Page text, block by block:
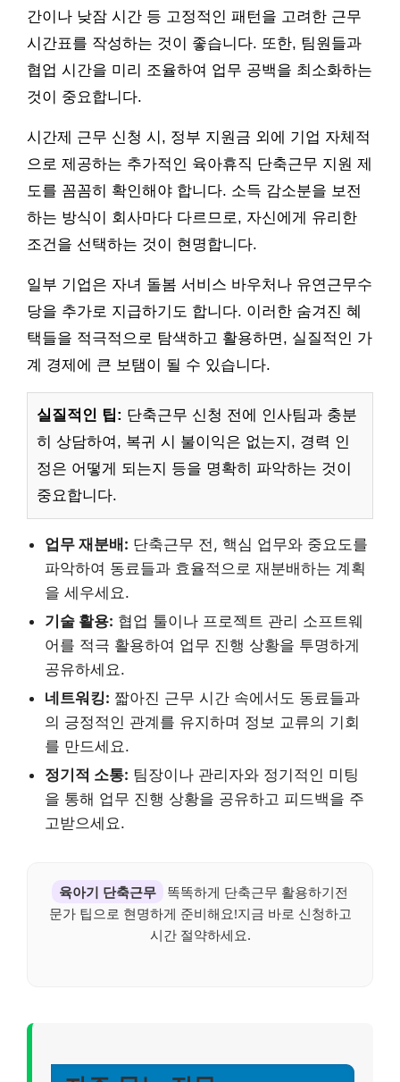
간이나 낮잠 시간 등 고정적인 패턴을 고려한 근무
시간표를 작성하는 것이 좋습니다. 또한, 팀원들과
협업 시간을 미리 조율하여 업무 공백을 최소화하는
것이 중요합니다.
시간제 근무 신청 시, 정부 지원금 외에 기업 자체적
으로 제공하는 추가적인 육아휴직 단축근무 지원 제
도를 꼼꼼히 확인해야 합니다. 소득 감소분을 보전
하는 방식이 회사마다 다르므로, 자신에게 유리한
조건을 선택하는 것이 현명합니다.
일부 기업은 자녀 돌봄 서비스 바우처나 유연근무수
당을 추가로 지급하기도 합니다. 이러한 숨겨진 혜
택들을 적극적으로 탐색하고 활용하면, 실질적인 가
계 경제에 큰 보탬이 될 수 있습니다.
실질적인 팁: 단축근무 신청 전에 인사팀과 충분
히 상담하여, 복귀 시 불이익은 없는지, 경력 인
정은 어떻게 되는지 등을 명확히 파악하는 것이
중요합니다.
업무 재분배: 단축근무 전, 핵심 업무와 중요도를
파악하여 동료들과 효율적으로 재분배하는 계획
을 세우세요.
기술 활용: 협업 툴이나 프로젝트 관리 소프트웨
어를 적극 활용하여 업무 진행 상황을 투명하게
공유하세요.
네트워킹: 짧아진 근무 시간 속에서도 동료들과
의 긍정적인 관계를 유지하며 정보 교류의 기회
를 만드세요.
정기적 소통: 팀장이나 관리자와 정기적인 미팅
을 통해 업무 진행 상황을 공유하고 피드백을 주
고받으세요.
육아기 단축근무
똑똑하게 단축근무 활용하기전
문가 팁으로 현명하게 준비해요!지금 바로 신청하고
시간 절약하세요.